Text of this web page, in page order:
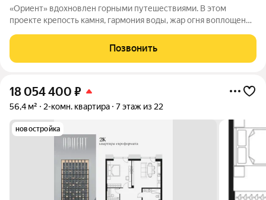
«Ориент» вдохновлен горными путешествиями. В этом
проекте крепость камня, гармония воды, жар огня воплощены
технологиями. Здесь вы получите повседневность,
наполненную яркими моментами и приятной
Позвонить
18 054 400 ₽
56,4 м² 2-комн. квартира 7 этаж из 22
новостройка